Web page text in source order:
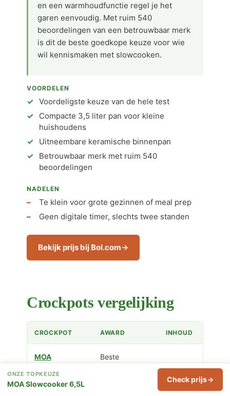
en een warmhoudfunctie regel je het
garen eenvoudig. Met ruim 540
beoordelingen van een betrouwbaar merk
is dit de beste goedkope keuze voor wie
wil kennismaken met slowcooken.
VOORDELEN
Voordeligste keuze van de hele test
Compacte 3,5 liter pan voor kleine
huishoudens
Uitneembare keramische binnenpan
Betrouwbaar merk met ruim 540
beoordelingen
NADELEN
Te klein voor grote gezinnen of meal prep
Geen digitale timer, slechts twee standen
Bekijk prijs bij Bol.com
Crockpots vergelijking
CROCKPOT AWARD INHOUD
MOA
Beste
6,5 liter
ONZE TOPKEUZE
MOA Slowcooker 6,5L Check prijs